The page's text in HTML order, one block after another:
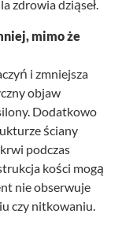
zdrowia dziąseł.
mimo że
i zmniejsza
objaw
Dodatkowo
ściany
podczas
kości mogą
nie obserwuje
czy nitkowaniu.